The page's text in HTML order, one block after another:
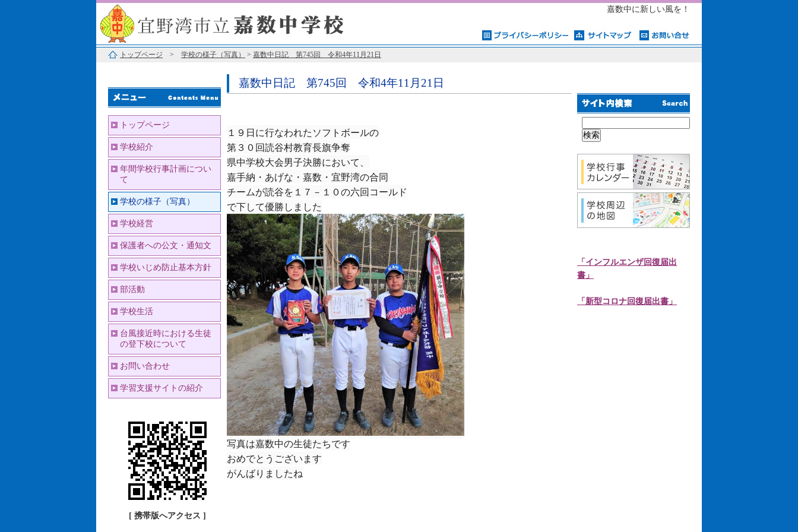
嘉数中に新しい風を！
トップページ > 学校の様子（写真） > 嘉数中日記 第745回 令和4年11月21日
嘉数中日記 第745回 令和4年11月21日
１９日に行なわれたソフトボールの
第３０回読谷村教育長旗争奪
県中学校大会男子決勝において、
嘉手納・あげな・嘉数・宜野湾の合同
チームが読谷を１７－１０の六回コールド
で下して優勝しました
写真は嘉数中の生徒たちです
おめでとうございます
がんばりましたね
トップページ
学校紹介
年間学校行事計画につい
て
学校の様子（写真）
学校経営
保護者への公文・通知文
学校いじめ防止基本方針
部活動
学校生活
台風接近時における生徒
の登下校について
お問い合わせ
学習支援サイトの紹介
[ 携帯版へアクセス ]
「インフルエンザ回復届出
書」
「新型コロナ回復届出書」